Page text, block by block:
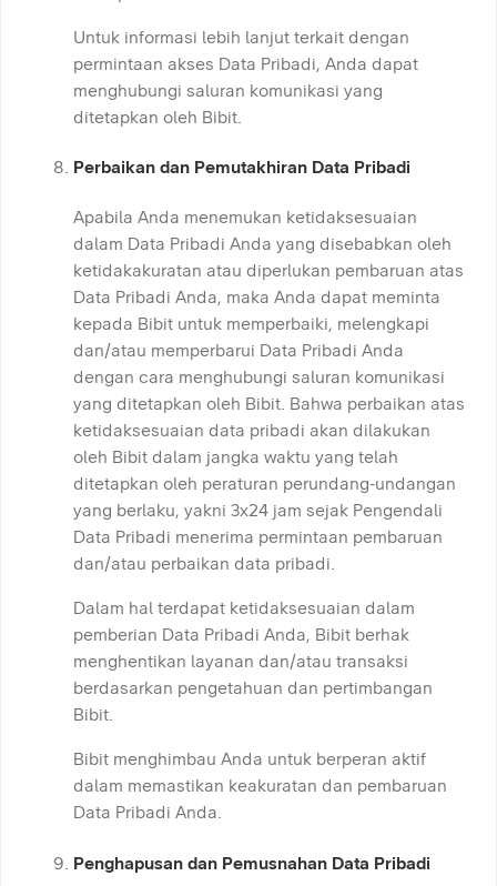
Untuk informasi lebih lanjut terkait dengan
permintaan akses Data Pribadi, Anda dapat
menghubungi saluran komunikasi yang
ditetapkan oleh Bibit.
Perbaikan dan Pemutakhiran Data Pribadi
Apabila Anda menemukan ketidaksesuaian
dalam Data Pribadi Anda yang disebabkan oleh
ketidakakuratan atau diperlukan pembaruan atas
Data Pribadi Anda, maka Anda dapat meminta
kepada Bibit untuk memperbaiki, melengkapi
dan/atau memperbarui Data Pribadi Anda
dengan cara menghubungi saluran komunikasi
yang ditetapkan oleh Bibit. Bahwa perbaikan atas
ketidaksesuaian data pribadi akan dilakukan
oleh Bibit dalam jangka waktu yang telah
ditetapkan oleh peraturan perundang-undangan
yang berlaku, yakni 3x24 jam sejak Pengendali
Data Pribadi menerima permintaan pembaruan
dan/atau perbaikan data pribadi.
Dalam hal terdapat ketidaksesuaian dalam
pemberian Data Pribadi Anda, Bibit berhak
menghentikan layanan dan/atau transaksi
berdasarkan pengetahuan dan pertimbangan
Bibit.
Bibit menghimbau Anda untuk berperan aktif
dalam memastikan keakuratan dan pembaruan
Data Pribadi Anda.
Penghapusan dan Pemusnahan Data Pribadi